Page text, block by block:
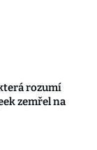
rozumí
zemřel na